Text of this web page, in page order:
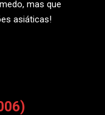
mas que
asiáticas!